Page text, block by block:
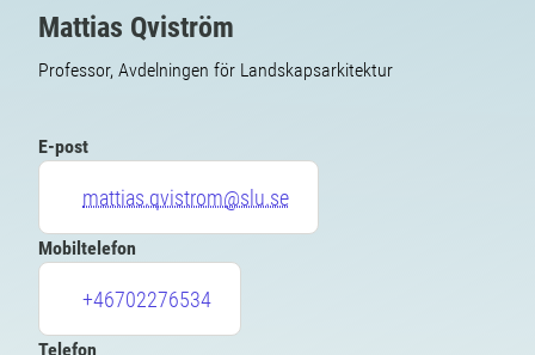
Mattias Qviström
Professor, Avdelningen för Landskapsarkitektur
E-post
mattias.qvistrom@slu.se
Mobiltelefon
+46702276534
Telefon